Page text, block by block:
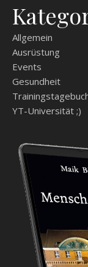
Allgemein
Ausrüstung
Events
Gesundheit
YT-Universität ;)